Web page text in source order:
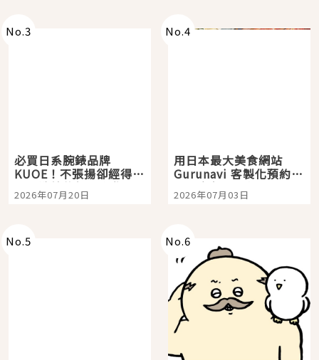
No.3
必買日系腕錶品牌
KUOE！不張揚卻經得起
時間洗鍊的經典之作五
選
2026年07月20日
No.4
用日本最大美食網站
Gurunavi 客製化預約九
大都市餐廳，打造專屬
美食體驗！
2026年07月03日
No.5 No.6